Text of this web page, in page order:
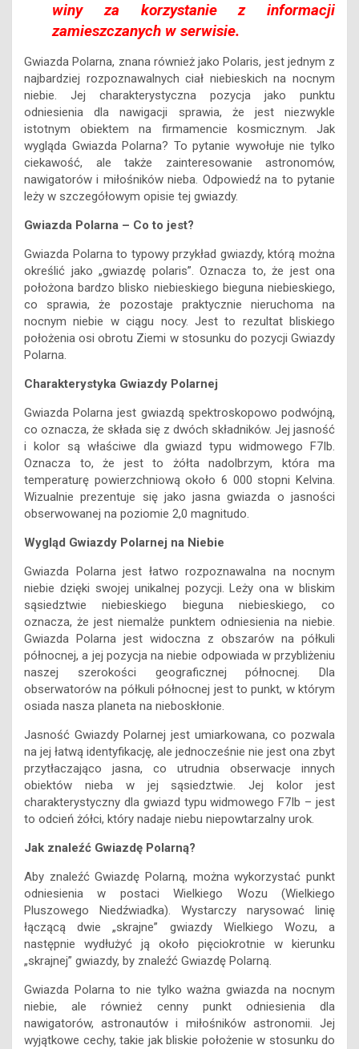
winy za korzystanie z informacji
zamieszczanych w serwisie.
Gwiazda Polarna, znana również jako Polaris, jest jednym z
najbardziej rozpoznawalnych ciał niebieskich na nocnym
niebie. Jej charakterystyczna pozycja jako punktu
odniesienia dla nawigacji sprawia, że jest niezwykle
istotnym obiektem na firmamencie kosmicznym. Jak
wygląda Gwiazda Polarna? To pytanie wywołuje nie tylko
ciekawość, ale także zainteresowanie astronomów,
nawigatorów i miłośników nieba. Odpowiedź na to pytanie
leży w szczegółowym opisie tej gwiazdy.
Gwiazda Polarna – Co to jest?
Gwiazda Polarna to typowy przykład gwiazdy, którą można
określić jako „gwiazdę polaris”. Oznacza to, że jest ona
położona bardzo blisko niebieskiego bieguna niebieskiego,
co sprawia, że pozostaje praktycznie nieruchoma na
nocnym niebie w ciągu nocy. Jest to rezultat bliskiego
położenia osi obrotu Ziemi w stosunku do pozycji Gwiazdy
Polarna.
Charakterystyka Gwiazdy Polarnej
Gwiazda Polarna jest gwiazdą spektroskopowo podwójną,
co oznacza, że składa się z dwóch składników. Jej jasność
i kolor są właściwe dla gwiazd typu widmowego F7Ib.
Oznacza to, że jest to żółta nadolbrzym, która ma
temperaturę powierzchniową około 6 000 stopni Kelvina.
Wizualnie prezentuje się jako jasna gwiazda o jasności
obserwowanej na poziomie 2,0 magnitudo.
Wygląd Gwiazdy Polarnej na Niebie
Gwiazda Polarna jest łatwo rozpoznawalna na nocnym
niebie dzięki swojej unikalnej pozycji. Leży ona w bliskim
sąsiedztwie niebieskiego bieguna niebieskiego, co
oznacza, że jest niemalże punktem odniesienia na niebie.
Gwiazda Polarna jest widoczna z obszarów na półkuli
północnej, a jej pozycja na niebie odpowiada w przybliżeniu
naszej szerokości geograficznej północnej. Dla
obserwatorów na półkuli północnej jest to punkt, w którym
osiada nasza planeta na nieboskłonie.
Jasność Gwiazdy Polarnej jest umiarkowana, co pozwala
na jej łatwą identyfikację, ale jednocześnie nie jest ona zbyt
przytłaczająco jasna, co utrudnia obserwacje innych
obiektów nieba w jej sąsiedztwie. Jej kolor jest
charakterystyczny dla gwiazd typu widmowego F7Ib – jest
to odcień żółci, który nadaje niebu niepowtarzalny urok.
Jak znaleźć Gwiazdę Polarną?
Aby znaleźć Gwiazdę Polarną, można wykorzystać punkt
odniesienia w postaci Wielkiego Wozu (Wielkiego
Pluszowego Niedźwiadka). Wystarczy narysować linię
łączącą dwie „skrajne” gwiazdy Wielkiego Wozu, a
następnie wydłużyć ją około pięciokrotnie w kierunku
„skrajnej” gwiazdy, by znaleźć Gwiazdę Polarną.
Gwiazda Polarna to nie tylko ważna gwiazda na nocnym
niebie, ale również cenny punkt odniesienia dla
nawigatorów, astronautów i miłośników astronomii. Jej
wyjątkowe cechy, takie jak bliskie położenie w stosunku do